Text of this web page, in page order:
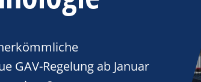
GAV-Regelung ab Januar